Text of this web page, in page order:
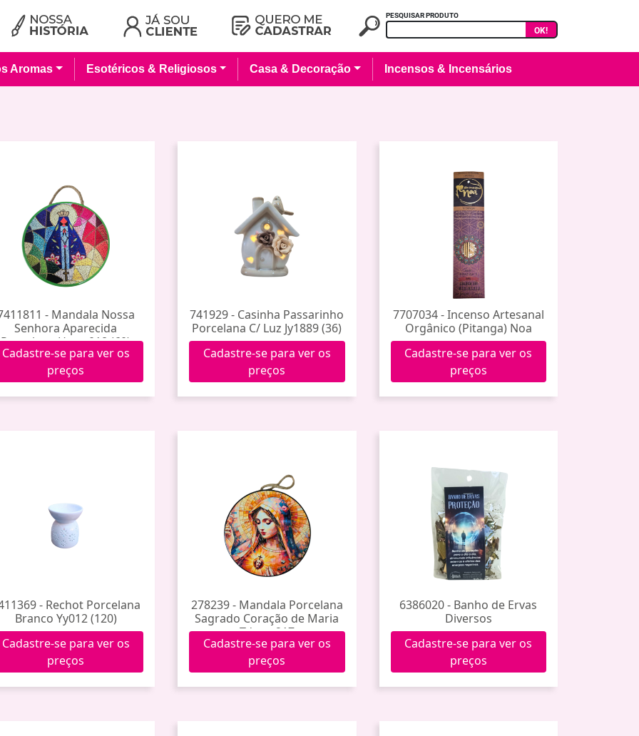
PESQUISAR PRODUTO
OK!
Aromas Esotéricos & Religiosos Casa & Decoração Incensos & Incensários
- Mandala Nossa
Senhora Aparecida
Porcelana Hxgy-018 (60)
Cadastre-se para ver os
preços
741929 - Casinha Passarinho
Porcelana C/ Luz Jy1889 (36)
Cadastre-se para ver os
preços
7707034 - Incenso Artesanal
Orgânico (Pitanga) Noa
Cadastre-se para ver os
preços
- Rechot Porcelana
Branco Yy012 (120)
Cadastre-se para ver os
preços
278239 - Mandala Porcelana
Sagrado Coração de Maria
Tdecp-217
Cadastre-se para ver os
preços
6386020 - Banho de Ervas
Diversos
Cadastre-se para ver os
preços